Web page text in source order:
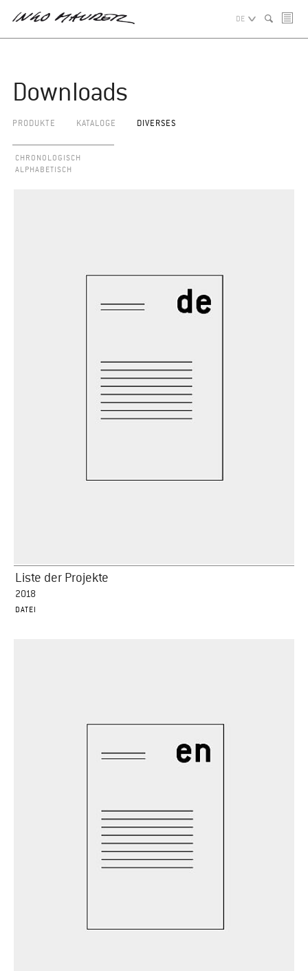
DE
Downloads
PRODUKTE KATALOGE DIVERSES
CHRONOLOGISCH
ALPHABETISCH
Liste der Projekte
2018
DATEI